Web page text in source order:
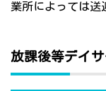
業所によっては送
放課後等デイ